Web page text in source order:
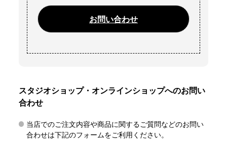
お問い合わせ
スタジオショップ・オンラインショップへのお問い
合わせ
当店でのご注文内容や商品に関するご質問などのお問い
合わせは下記のフォームをご利用ください。